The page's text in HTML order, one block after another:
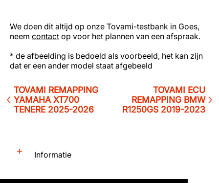
We doen dit altijd op onze Tovami-testbank in Goes,
neem contact op voor het plannen van een afspraak.
* de afbeelding is bedoeld als voorbeeld, het kan zijn
dat er een ander model staat afgebeeld
TOVAMI REMAPPING
YAMAHA XT700
TENERE 2025-2026
TOVAMI ECU
REMAPPING BMW
R1250GS 2019-2023
Informatie